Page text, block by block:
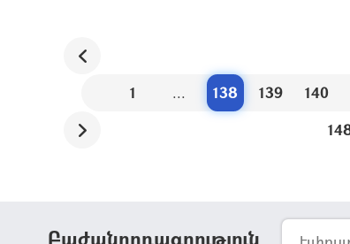
1 ... 138 139 140
Բաժանորդագրություն